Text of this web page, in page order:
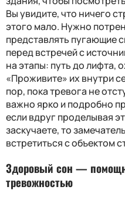
Вы увидите, что ничего
этого мало. Нужно
представлять пугающие
перед встречей с
на этапы: путь до лифта,
«Проживите» их внутри
пор, пока тревога не
важно ярко и подробно
если вдруг проделывая
заскучаете, то
встретиться с объектом
Здоровый сон —
тревожностью